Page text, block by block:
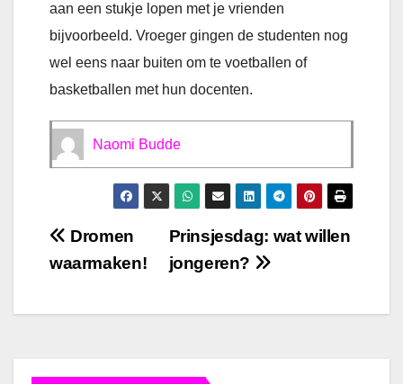
aan een stukje lopen met je vrienden
bijvoorbeeld. Vroeger gingen de studenten nog
wel eens naar buiten om te voetballen of
basketballen met hun docenten.
Naomi Budde
Bericht
navigatie
Prinsjesdag: wat willen
jongeren?
Dromen
waarmaken!